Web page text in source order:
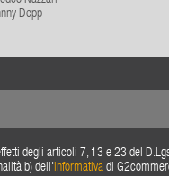
Depp
degli articoli 7, 13 e 23 del
b) dell'informativadi